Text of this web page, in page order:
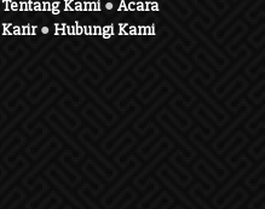
Tentang Kami●Acara
Karir●Hubungi Kami